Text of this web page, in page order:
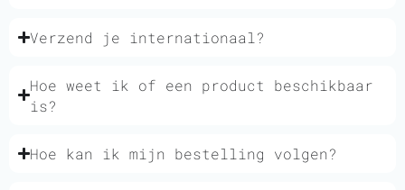
Verzend je internationaal?
Hoe weet ik of een product beschikbaar
is?
Hoe kan ik mijn bestelling volgen?